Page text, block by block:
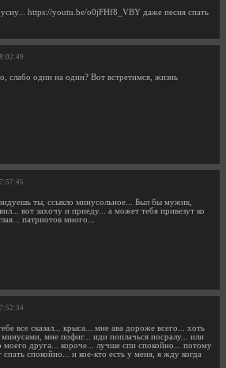
https://youtu.be/o0jFHf8_VBY даже песня спать
слабо один на один? Вот встретимся, жизнь
ты, ссыкло минусольное... Был бы мужик,
вот захочу и приеду... а может тебя привезут ко
патриотов много...
все сказал... крыса... мне ава дороже всего... хоть
минусами, мне пофиг... иди поплачься посралу... или
моего друга... короче... лучше спи спокойно... потому
спать спокойно... и кое-кто есть у меня, я жду когда